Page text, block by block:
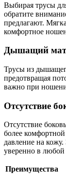
Выбирая трусы
обратите
предлагают.
комфортное
Дышащий
Трусы из
предотвращая
важно при
Отсутствие
Отсутствие
более
давление на кожу.
уверенно в любой
Преимущества